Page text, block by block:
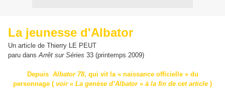
La jeunesse d'Albator
Un article de Thierry LE PEUT
paru dansArrêt sur Séries 33 (printemps 2009)
Depuis Albator 78, qui vit la « naissance officielle » du
personnage ( voir « La genèse d’Albator » à la fin de cet article )